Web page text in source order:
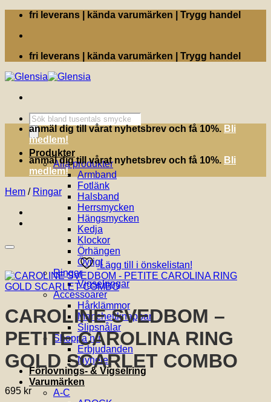
Skip
content
fri leverans | kända varumärken | Trygg handel
fri leverans | kända varumärken | Trygg handel
Produktsökning
Produkter
Alla produkter
Armband
Fotlänk
Halsband
Herrsmycken
Hängsmycken
Kedja
Klockor
Örhängen
Övrigt
Ringar
Vigselringar
Accessoarer
Hårklämmor
Manchettknappar
Slipsnålar
Shoppa nu
Erbjudanden
Nyheter
Förlovnings- & Vigselring
Varumärken
A-C
anmäl dig till vårat nyhetsbrev och få 10%. Bli
medlem!
anmäl dig till vårat nyhetsbrev och få 10%. Bli
medlem!
Hem / Ringar
Lägg till i önskelistan!
CAROLINE SVEDBOM –
PETITE CAROLINA RING
GOLD SCARLET COMBO
695 kr